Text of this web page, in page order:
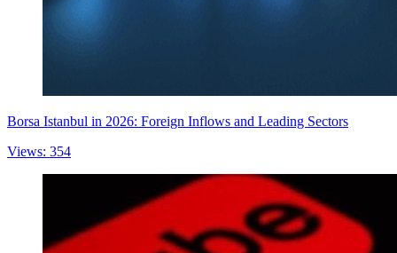
Borsa Istanbul in 2026: Foreign Inflows and Leading Sectors
Views: 354